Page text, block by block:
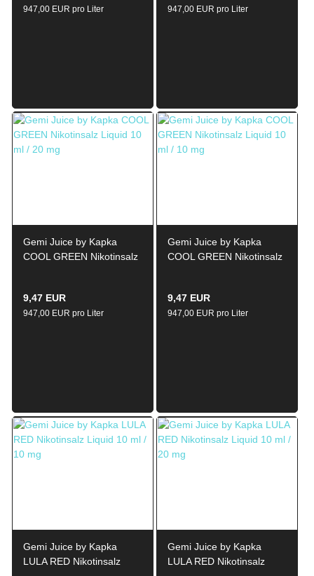
947,00 EUR pro Liter 947,00 EUR pro Liter
Gemi Juice by Kapka
COOL GREEN Nikotinsalz
9,47 EUR
947,00 EUR pro Liter
Gemi Juice by Kapka
COOL GREEN Nikotinsalz
9,47 EUR
947,00 EUR pro Liter
Gemi Juice by Kapka
LULA RED Nikotinsalz
Gemi Juice by Kapka
LULA RED Nikotinsalz